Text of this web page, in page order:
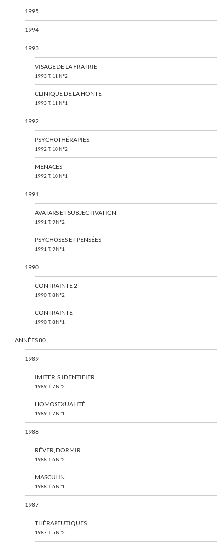
1995
1994
1993
VISAGE DE LA FRATRIE
1993 T. 11 N°2
CLINIQUE DE LA HONTE
1993 T. 11 N°1
1992
PSYCHOTHÉRAPIES
1992 T. 10 N°2
MENACES
1992 T. 10 N°1
1991
AVATARS ET SUBJECTIVATION
1991 T. 9 N°2
PSYCHOSES ET PENSÉES
1991 T. 9 N°1
1990
CONTRAINTE 2
1990 T. 8 N°2
CONTRAINTE
1990 T. 8 N°1
ANNÉES 80
1989
IMITER, S’IDENTIFIER
1989 T. 7 N°2
HOMOSEXUALITÉ
1989 T. 7 N°1
1988
RÊVER, DORMIR
1988 T. 6 N°2
MASCULIN
1988 T. 6 N°1
1987
THÉRAPEUTIQUES
1987 T. 5 N°2